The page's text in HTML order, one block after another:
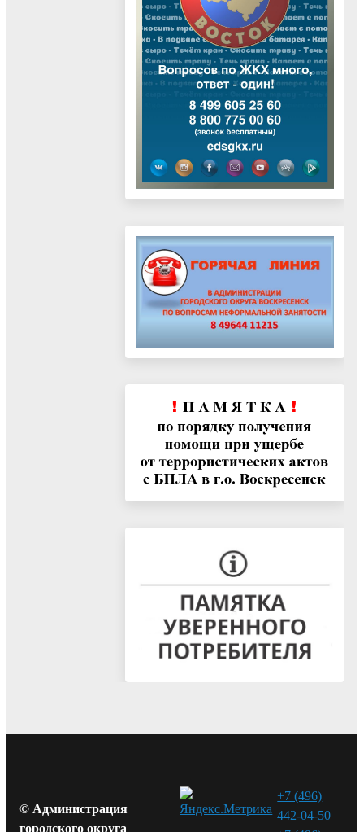
© Администрация
городского округа
+7 (496)
442-04-50